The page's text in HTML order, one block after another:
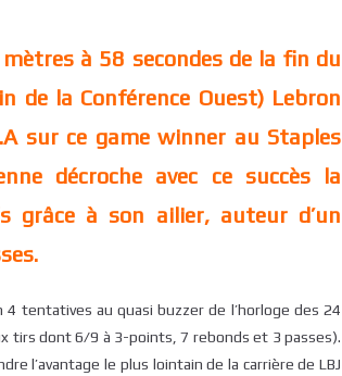
à 58 secondes de la fin du
de la Conférence Ouest) Lebron
sur ce game winner au Staples
décroche avec ce succès la
grâce à son ailier, auteur d’un
tentatives au quasi buzzer de l’horloge des 24
tirs dont 6/9 à 3-points, 7 rebonds et 3 passes).
l’avantage le plus lointain de la carrière de LBJ